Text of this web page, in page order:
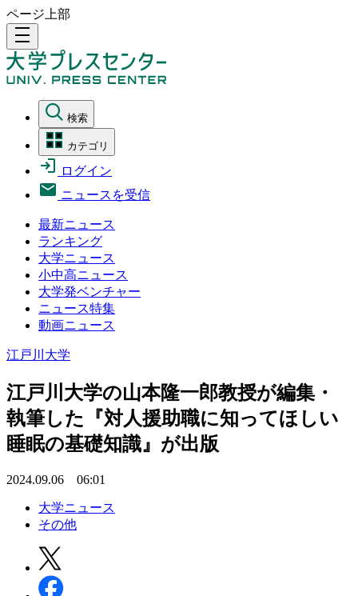
ページ上部
density_medium
検索
カテゴリ
ログイン
ニュースを受信
最新ニュース
ランキング
大学ニュース
小中高ニュース
大学発ベンチャー
ニュース特集
動画ニュース
江戸川大学
江戸川大学の山本隆一郎教授が編集・
執筆した『対人援助職に知ってほしい
睡眠の基礎知識』が出版
2024.09.06 06:01
大学ニュース
その他